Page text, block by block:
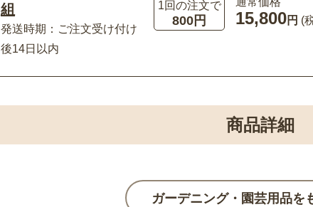
組
発送時期：ご注文受け付け
後14日以内
1回の注文で
800円 15,800円 (
商品詳細
ガーデニング・園芸用品を